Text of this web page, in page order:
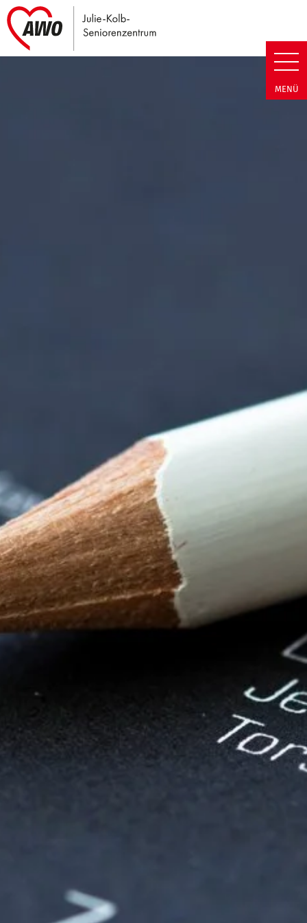
Julie-Kolb-Seniorenzentrum |
MENÜ